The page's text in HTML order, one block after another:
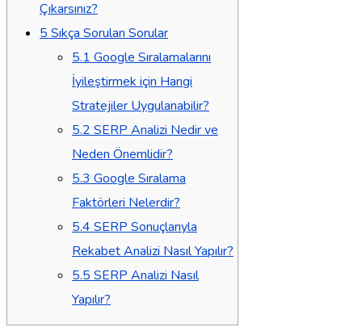
Çıkarsınız?
5 Sıkça Sorulan Sorular
5.1 Google Sıralamalarını
İyileştirmek için Hangi
Stratejiler Uygulanabilir?
5.2 SERP Analizi Nedir ve
Neden Önemlidir?
5.3 Google Sıralama
Faktörleri Nelerdir?
5.4 SERP Sonuçlarıyla
Rekabet Analizi Nasıl Yapılır?
5.5 SERP Analizi Nasıl
Yapılır?